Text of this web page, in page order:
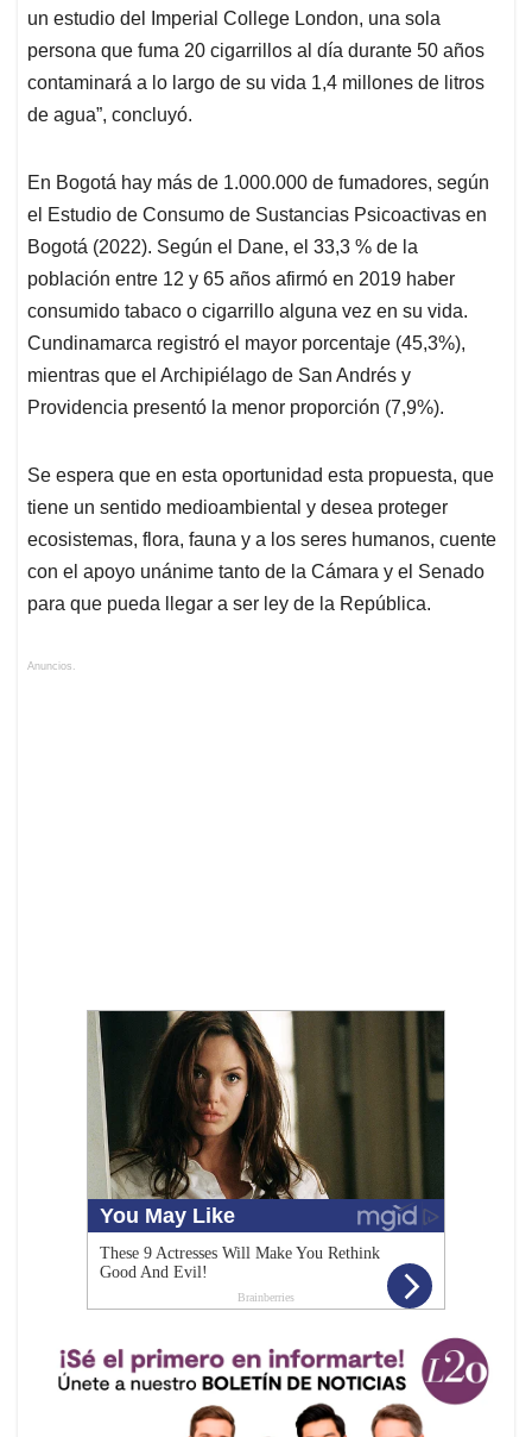
un estudio del Imperial College London, una sola
persona que fuma 20 cigarrillos al día durante 50 años
contaminará a lo largo de su vida 1,4 millones de litros
de agua”, concluyó.
En Bogotá hay más de 1.000.000 de fumadores, según
el Estudio de Consumo de Sustancias Psicoactivas en
Bogotá (2022). Según el Dane, el 33,3 % de la
población entre 12 y 65 años afirmó en 2019 haber
consumido tabaco o cigarrillo alguna vez en su vida.
Cundinamarca registró el mayor porcentaje (45,3%),
mientras que el Archipiélago de San Andrés y
Providencia presentó la menor proporción (7,9%).
Se espera que en esta oportunidad esta propuesta, que
tiene un sentido medioambiental y desea proteger
ecosistemas, flora, fauna y a los seres humanos, cuente
con el apoyo unánime tanto de la Cámara y el Senado
para que pueda llegar a ser ley de la República.
Anuncios.